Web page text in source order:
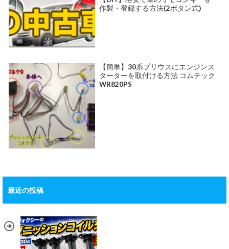
作製・登録する方法(2ボタン式)
【簡単】30系プリウスにエンジンス
ターターを取付ける方法 コムテック
WR820PS
最近の投稿